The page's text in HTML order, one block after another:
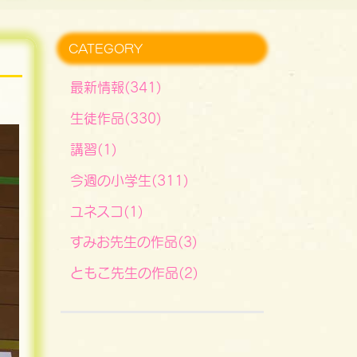
CATEGORY
最新情報(341)
生徒作品(330)
講習(1)
今週の小学生(311)
ユネスコ(1)
すみお先生の作品(3)
ともこ先生の作品(2)